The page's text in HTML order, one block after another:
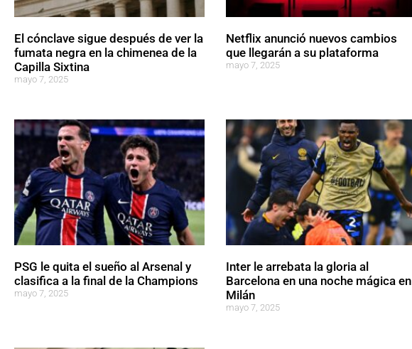
El cónclave sigue después de ver la
fumata negra en la chimenea de la
Capilla Sixtina
mayo 7, 2025
Netflix anunció nuevos cambios
que llegarán a su plataforma
mayo 7, 2025
PSG le quita el sueño al Arsenal y
clasifica a la final de la Champions
mayo 7, 2025
Inter le arrebata la gloria al
Barcelona en una noche mágica en
Milán
mayo 7, 2025